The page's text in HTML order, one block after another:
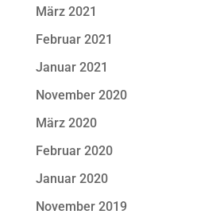
März 2021
Februar 2021
Januar 2021
November 2020
März 2020
Februar 2020
Januar 2020
November 2019